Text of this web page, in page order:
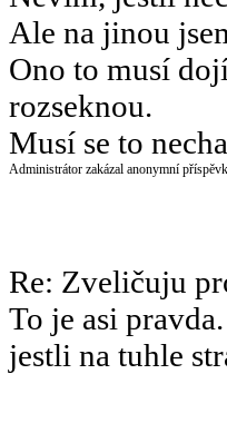
Ale na jinou
Ono to musí
rozseknou.
Musí se to
Administrátor zakázal anonymní
Re: Zveličuju
To je asi
jestli na tuhle